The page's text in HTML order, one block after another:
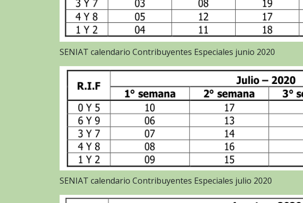
SENIAT calendario Contribuyentes Especiales junio 2020
SENIAT calendario Contribuyentes Especiales julio 2020